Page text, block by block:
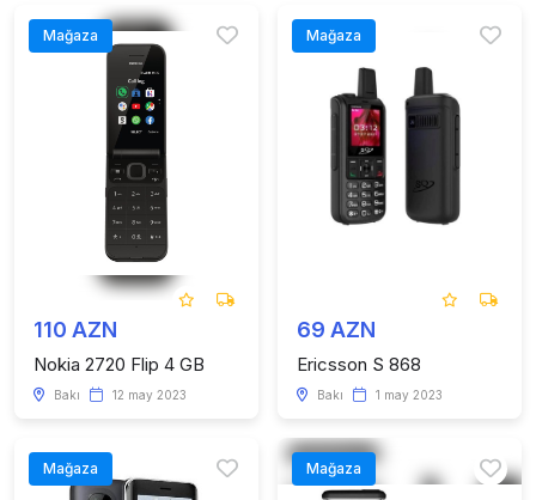
Mağaza
110 AZN
Nokia 2720 Flip 4 GB
Bakı 12 may 2023
Mağaza
69 AZN
Ericsson S 868
Bakı 1 may 2023
Mağaza Mağaza